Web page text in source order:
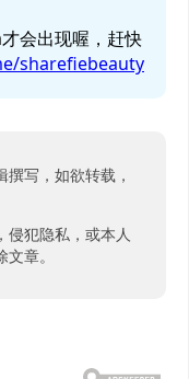
会出现喔，赶快
sharefiebeauty
写，如欲转载，
侵犯隐私，或本人
章。